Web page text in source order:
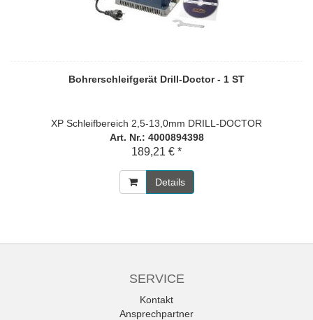
Bohrerschleifgerät Drill-Doctor - 1 ST
XP Schleifbereich 2,5-13,0mm DRILL-DOCTOR
Art. Nr.: 4000894398
189,21 € *
Details
SERVICE
Kontakt
Ansprechpartner